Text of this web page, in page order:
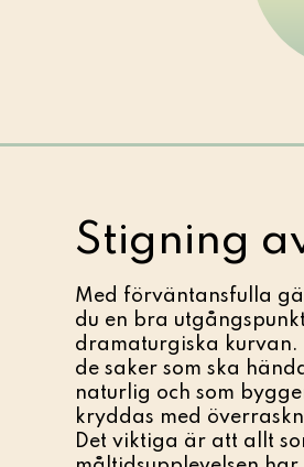
Stigning
Med förväntansfulla
du en bra
dramaturgiska
de saker som ska
naturlig och som
kryddas med
Det viktiga är att allt